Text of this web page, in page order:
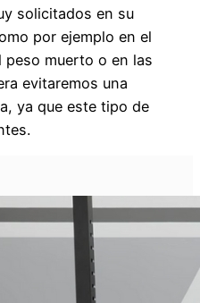
solicitados en su
por ejemplo en el
peso muerto o en las
evitaremos una
ya que este tipo de